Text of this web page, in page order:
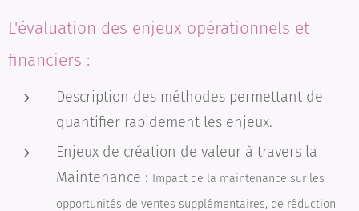
L'évaluation des enjeux opérationnels et
financiers :
Description des méthodes permettant de
quantifier rapidement les enjeux.
Enjeux de création de valeur à travers la
Maintenance : Impact de la maintenance sur les
opportunités de ventes supplémentaires, de réduction